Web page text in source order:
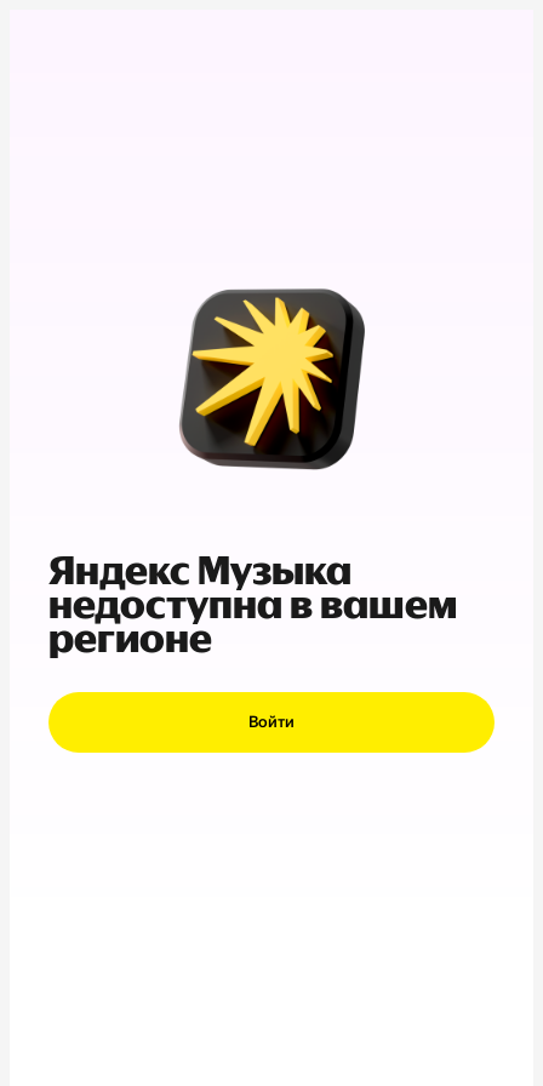
Яндекс Музыка
недоступна в вашем
регионе
Войти